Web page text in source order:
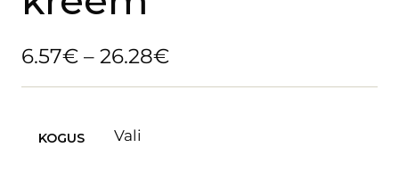
6.57€ – 26.28€
KOGUS